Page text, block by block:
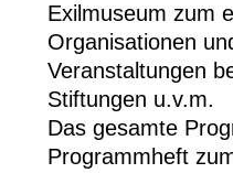
Exilmuseum zum
Organisationen
Veranstaltungen
Stiftungen u.v.m.
Das gesamte
Programmheft